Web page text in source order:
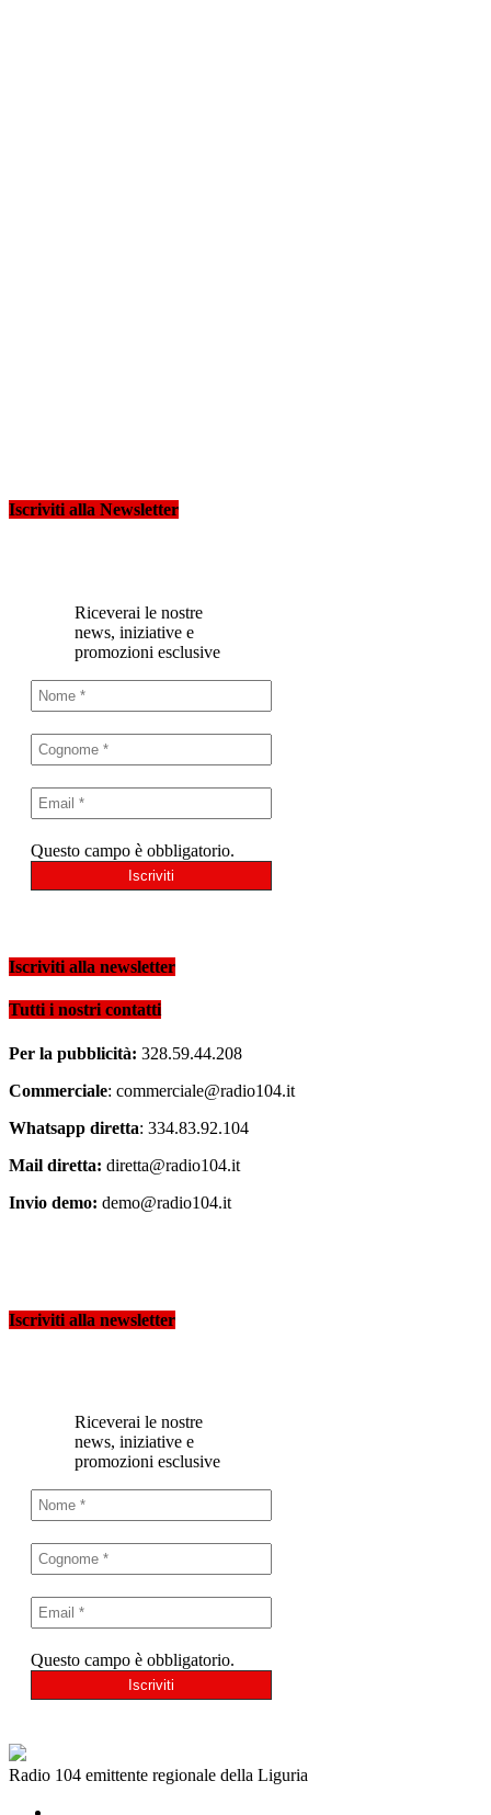
Iscriviti alla Newsletter
Riceverai le nostre
news, iniziative e
promozioni esclusive
Questo campo è obbligatorio.
Iscriviti alla newsletter
Tutti i nostri contatti
Per la pubblicità: 328.59.44.208
Commerciale: commerciale@radio104.it
Whatsapp diretta: 334.83.92.104
Mail diretta: diretta@radio104.it
Invio demo: demo@radio104.it
Iscriviti alla newsletter
Riceverai le nostre
news, iniziative e
promozioni esclusive
Questo campo è obbligatorio.
Radio 104 emittente regionale della Liguria